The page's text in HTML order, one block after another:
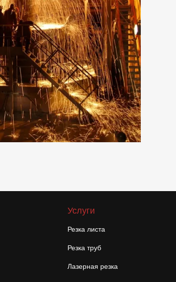
Услуги
Резка листа
Резка труб
Лазерная резка